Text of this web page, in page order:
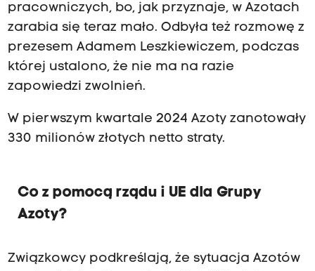
pracowniczych, bo, jak przyznaje, w Azotach
zarabia się teraz mało. Odbyła też rozmowę z
prezesem Adamem Leszkiewiczem, podczas
której ustalono, że nie ma na razie
zapowiedzi zwolnień.
W pierwszym kwartale 2024 Azoty zanotowały
330 milionów złotych netto straty.
Co z pomocą rządu i UE dla Grupy
Azoty?
Związkowcy podkreślają, że sytuacja Azotów